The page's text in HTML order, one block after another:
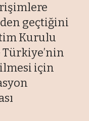
geçtiğini
Kurulu
Türkiye’nin
için